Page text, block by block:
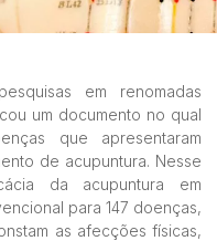
em renomadas
um documento no qual
que apresentaram
de acupuntura. Nesse
da acupuntura em
para 147 doenças,
as afecções físicas,